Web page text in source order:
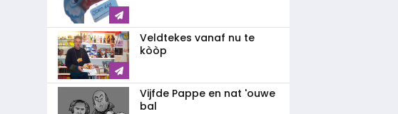
Veldtekes vanaf nu te
kòòp
Vijfde Pappe en nat 'ouwe
bal